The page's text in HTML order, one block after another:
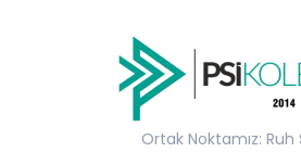
Ortak Noktamız: Ruh